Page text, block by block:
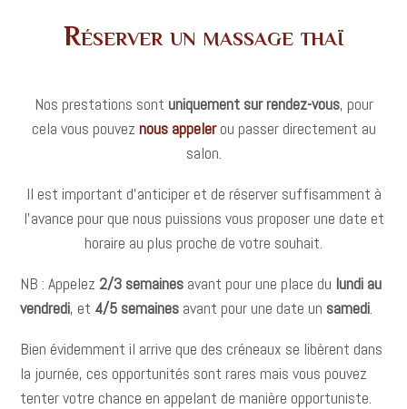
Réserver un massage thaï
Nos prestations sont uniquement sur rendez-vous, pour
cela vous pouvez nous appelerou passer directement au
salon.
Il est important d’anticiper et de réserver suffisamment à
l’avance pour que nous puissions vous proposer une date et
horaire au plus proche de votre souhait.
NB : Appelez 2/3 semaines avant pour une place du lundi au
vendredi, et 4/5 semaines avant pour une date un samedi.
Bien évidemment il arrive que des créneaux se libèrent dans
la journée, ces opportunités sont rares mais vous pouvez
tenter votre chance en appelant de manière opportuniste.